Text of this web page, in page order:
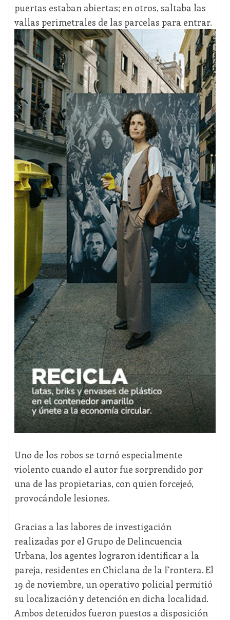
puertas estaban abiertas; en otros, saltaba las
vallas perimetrales de las parcelas para entrar.
Uno de los robos se tornó especialmente
violento cuando el autor fue sorprendido por
una de las propietarias, con quien forcejeó,
provocándole lesiones.
Gracias a las labores de investigación
realizadas por el Grupo de Delincuencia
Urbana, los agentes lograron identificar a la
pareja, residentes en Chiclana de la Frontera. El
19 de noviembre, un operativo policial permitió
su localización y detención en dicha localidad.
Ambos detenidos fueron puestos a disposición